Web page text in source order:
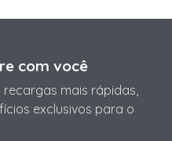
com você
mais rápidas,
exclusivos para o